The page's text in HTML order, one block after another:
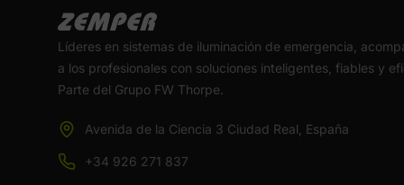
Líderes en sistemas de iluminación de emergencia,
a los profesionales con soluciones inteligentes, fiables y
Parte del Grupo FW Thorpe.
Avenida de la Ciencia 3 Ciudad Real, España
+34 926 271 837